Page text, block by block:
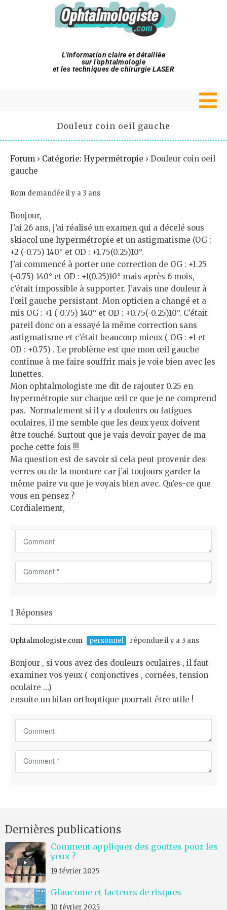
L'information claire et détaillée
sur l'ophtalmologie
et les techniques de chirurgie LASER
Douleur coin oeil gauche
Forum › Catégorie: Hypermétropie › Douleur coin oeil
gauche
Rom demandée il y a 3 ans
Bonjour,
J’ai 26 ans, j’ai réalisé un examen qui a décelé sous
skiacol une hypermétropie et un astigmatisme (OG :
+2 (-0.75) 140° et OD : +1.75(0.25)10°.
J’ai commencé à porter une correction de OG : +1.25
(-0.75) 140° et OD : +1(0.25)10° mais après 6 mois,
c’était impossible à supporter. J’avais une douleur à
l’œil gauche persistant. Mon opticien a changé et a
mis OG : +1 (-0.75) 140° et OD : +0.75(-0.25)10°. C’était
pareil donc on a essayé la même correction sans
astigmatisme et c’était beaucoup mieux ( OG : +1 et
OD : +0.75) . Le problème est que mon œil gauche
continue à me faire souffrir mais je voie bien avec les
lunettes.
Mon ophtalmologiste me dit de rajouter 0.25 en
hypermétropie sur chaque œil ce que je ne comprend
pas. Normalement si il y a douleurs ou fatigues
oculaires, il me semble que les deux yeux doivent
être touché. Surtout que je vais devoir payer de ma
poche cette fois !!!
Ma question est de savoir si cela peut provenir des
verres ou de la monture car j’ai toujours garder la
même paire vu que je voyais bien avec. Qu’es-ce que
vous en pensez ?
Cordialement,
e
n
t
1 Réponses
Ophtalmologiste.com personnel répondue il y a 3 ans
Bonjour , si vous avez des douleurs oculaires , il faut
examiner vos yeux ( conjonctives , cornées, tension
oculaire …)
ensuite un bilan orthoptique pourrait être utile !
t
*
Dernières publications
Comment appliquer des gouttes pour les
yeux ?
19 février 2025
Glaucome et facteurs de risques
10 février 2025